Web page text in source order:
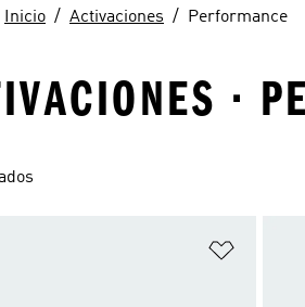
Inicio Activaciones Performance
·
Añadir